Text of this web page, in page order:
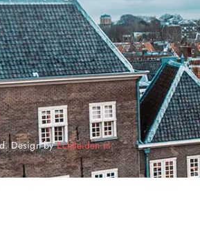
Design byEchtleiden.nl